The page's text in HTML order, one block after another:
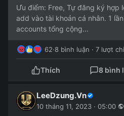
Ưu điểm: Free, Tự đăng ký hợp
add vào tài khoản cá nhân. 1
accounts tổng cộng...
62·8 bình luận · 7 lượt
Thích 8 bình
LeeDzung.Vn
10 tháng 11, 2023 · 05:00